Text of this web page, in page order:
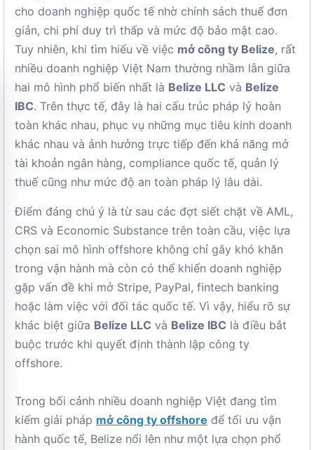
cho doanh nghiệp quốc tế nhờ chính sách thuế đơn
giản, chi phí duy trì thấp và mức độ bảo mật cao.
Tuy nhiên, khi tìm hiểu về việc mở công ty Belize, rất
nhiều doanh nghiệp Việt Nam thường nhầm lẫn giữa
hai mô hình phổ biến nhất là Belize LLC và Belize
IBC. Trên thực tế, đây là hai cấu trúc pháp lý hoàn
toàn khác nhau, phục vụ những mục tiêu kinh doanh
khác nhau và ảnh hưởng trực tiếp đến khả năng mở
tài khoản ngân hàng, compliance quốc tế, quản lý
thuế cũng như mức độ an toàn pháp lý lâu dài.
Điểm đáng chú ý là từ sau các đợt siết chặt về AML,
CRS và Economic Substance trên toàn cầu, việc lựa
chọn sai mô hình offshore không chỉ gây khó khăn
trong vận hành mà còn có thể khiến doanh nghiệp
gặp vấn đề khi mở Stripe, PayPal, fintech banking
hoặc làm việc với đối tác quốc tế. Vì vậy, hiểu rõ sự
khác biệt giữa Belize LLC và Belize IBC là điều bắt
buộc trước khi quyết định thành lập công ty
offshore.
Trong bối cảnh nhiều doanh nghiệp Việt đang tìm
kiếm giải pháp mở công ty offshore để tối ưu vận
hành quốc tế, Belize nổi lên như một lựa chọn phổ